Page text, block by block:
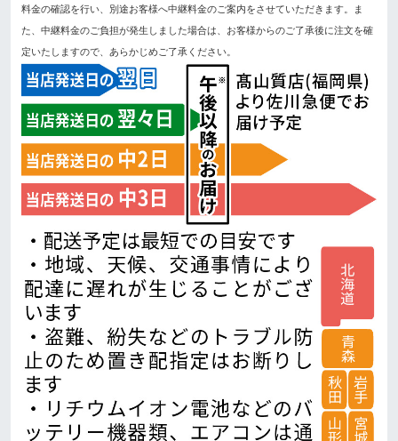
料金の確認を行い、別途お客様へ中継料金のご案内をさせていただきます。ま
た、中継料金のご負担が発生しました場合は、お客様からのご了承後に注文を確
定いたしますので、あらかじめご了承ください。